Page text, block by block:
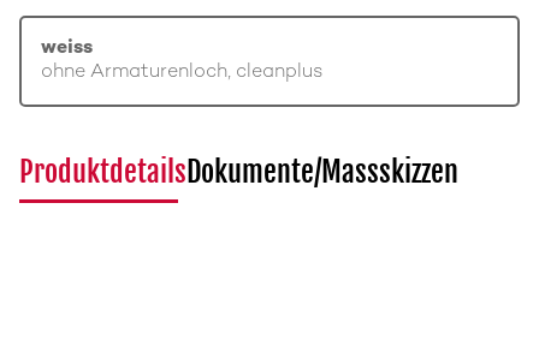
weiss
ohne Armaturenloch, cleanplus
ProduktdetailsDokumente/Massskizzen